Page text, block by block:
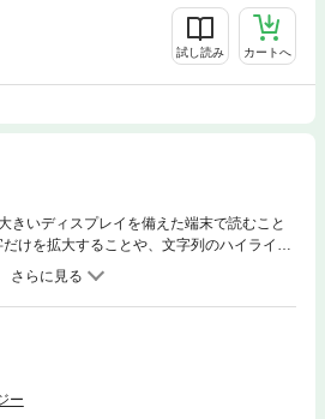
試し読み カートへ
きいディスプレイを備えた端末で読むこと
けを拡大することや、文字列のハイライ
どの機能が使用できません。計量法が改正
意義が決定した。しかし、急に「パスカ
ても理解できないことが多い。そこで国際
は何か、そしてその導入の意義、これまで
ある。
ー